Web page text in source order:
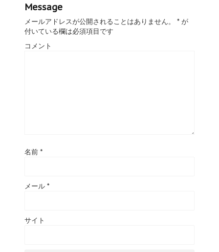
Message
メールアドレスが公開されることはありません。 * が
付いている欄は必須項目です
コメント
名前 *
メール *
サイト